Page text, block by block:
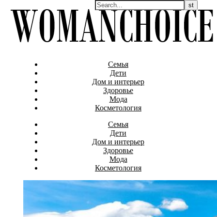
Семья
Дети
Дом и интерьер
Здоровье
Мода
Косметология
Семья
Дети
Дом и интерьер
Здоровье
Мода
Косметология